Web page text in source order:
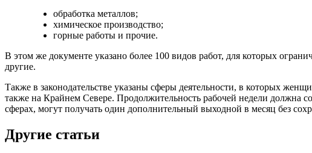
обработка металлов;
химическое производство;
горные работы и прочие.
В этом же документе указано более 100 видов работ, для которых
другие.
Также в законодательстве указаны сферы деятельности, в которых
также на Крайнем Севере. Продолжительность рабочей недели должна
сферах, могут получать один дополнительный выходной в месяц без
Другие статьи